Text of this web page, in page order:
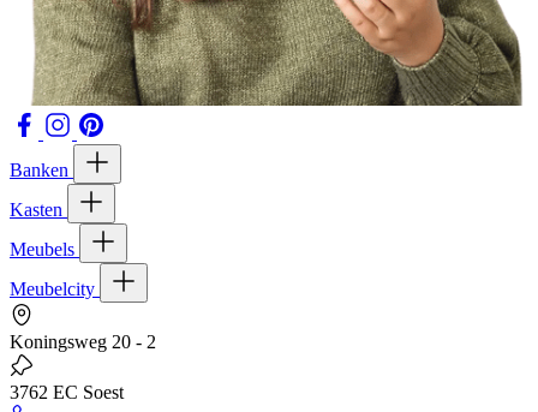
Banken
Kasten
Meubels
Meubelcity
Koningsweg 20 - 2
3762 EC Soest